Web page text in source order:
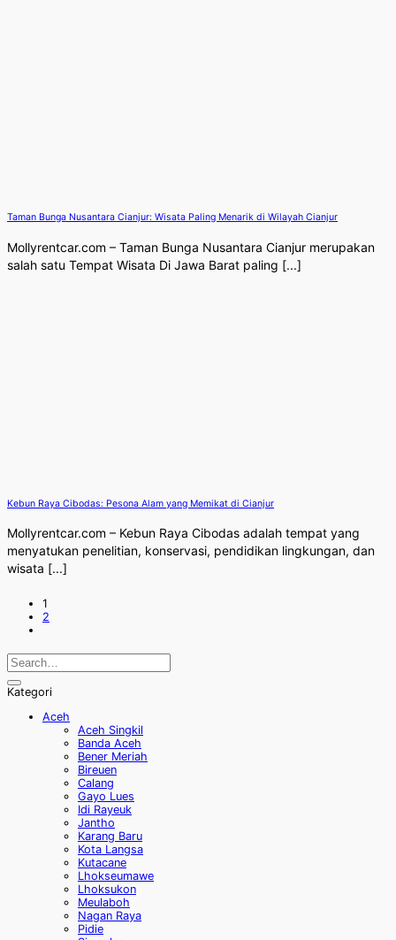
Taman Bunga Nusantara Cianjur: Wisata Paling Menarik di Wilayah Cianjur
Mollyrentcar.com – Taman Bunga Nusantara Cianjur merupakan
salah satu Tempat Wisata Di Jawa Barat paling [...]
Kebun Raya Cibodas: Pesona Alam yang Memikat di Cianjur
Mollyrentcar.com – Kebun Raya Cibodas adalah tempat yang
menyatukan penelitian, konservasi, pendidikan lingkungan, dan
wisata [...]
1
2
Kategori
Aceh
Aceh Singkil
Banda Aceh
Bener Meriah
Bireuen
Calang
Gayo Lues
Idi Rayeuk
Jantho
Karang Baru
Kota Langsa
Kutacane
Lhokseumawe
Lhoksukon
Meulaboh
Nagan Raya
Pidie